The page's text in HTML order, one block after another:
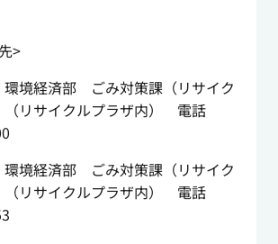
>
環境経済部 ごみ対策課（リサイク
（リサイクルプラザ内） 電話
環境経済部 ごみ対策課（リサイク
（リサイクルプラザ内） 電話